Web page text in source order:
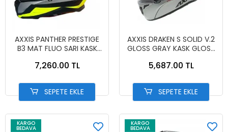
AXXIS PANTHER PRESTIGE
B3 MAT FLUO SARI KASK
7,260.00 TL
SEPETE EKLE
AXXIS DRAKEN S SOLID V.2
GLOSS GRAY KASK GLOSS
5,687.00 TL
SEPETE EKLE
KARGO
BEDAVA
KARGO
BEDAVA